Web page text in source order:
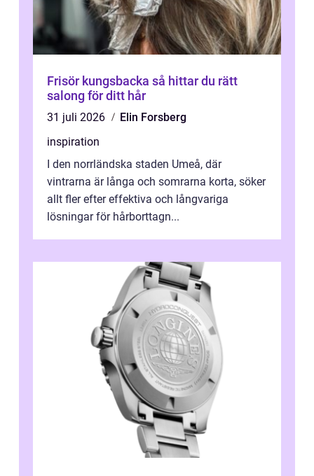
Frisör kungsbacka så hittar du rätt
salong för ditt hår
31 juli 2026
Elin Forsberg
inspiration
I den norrländska staden Umeå, där
vintrarna är långa och somrarna korta, söker
allt fler efter effektiva och långvariga
lösningar för hårborttagn...